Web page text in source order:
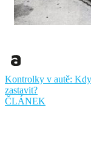
Kontrolky v autě:
zastavit?
ČLÁNEK